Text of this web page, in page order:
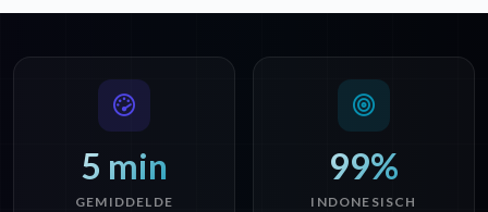
5 min
GEMIDDELDE
99%
INDONESISCH